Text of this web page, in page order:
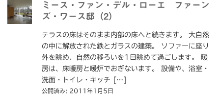
ミース・ファン・デル・ローエ ファーン
ズ・ワース邸（2）
テラスの床はそのまま内部の床へと続きます。 大自然
の中に解放された鉄とガラスの建築。 ソファーに座り
外を眺め、自然の移ろいを1日眺めて過ごします。 暖
房は、床暖房と暖炉でおぎないます。 設備や、浴室・
洗面・トイレ・キッチ […]
公開済み: 2011年1月5日